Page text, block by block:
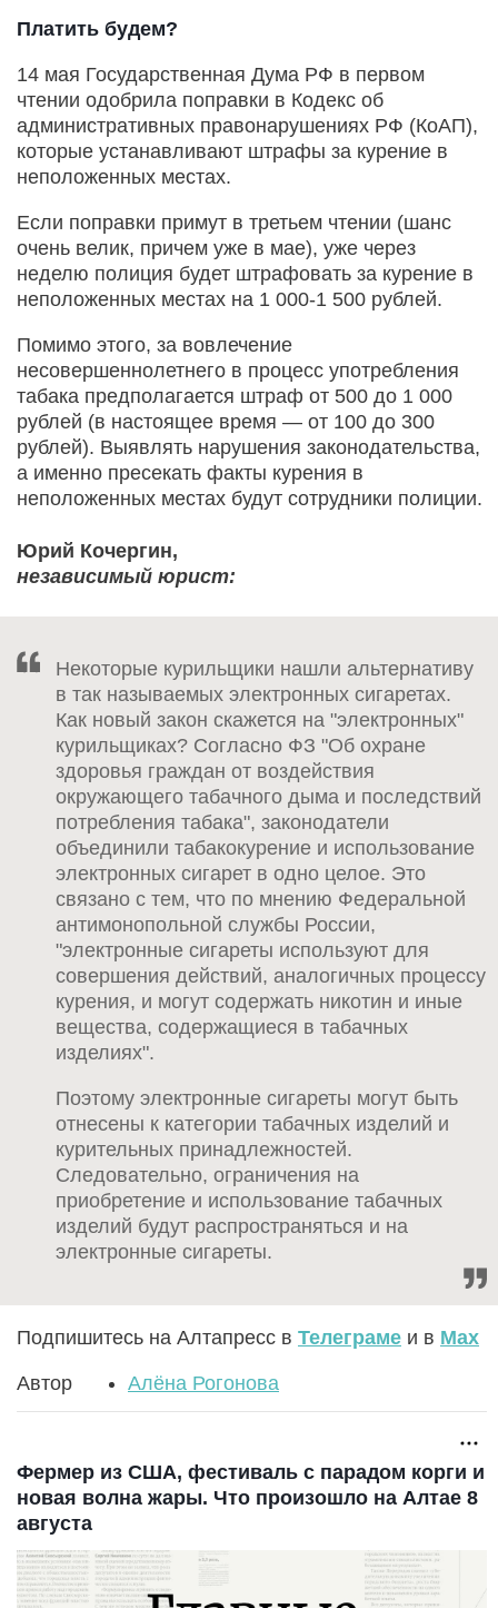
Платить будем?
14 мая Государственная Дума РФ в первом
чтении одобрила поправки в Кодекс об
административных правонарушениях РФ (КоАП),
которые устанавливают штрафы за курение в
неположенных местах.
Если поправки примут в третьем чтении (шанс
очень велик, причем уже в мае), уже через
неделю полиция будет штрафовать за курение в
неположенных местах на 1 000-1 500 рублей.
Помимо этого, за вовлечение
несовершеннолетнего в процесс употребления
табака предполагается штраф от 500 до 1 000
рублей (в настоящее время — от 100 до 300
рублей). Выявлять нарушения законодательства,
а именно пресекать факты курения в
неположенных местах будут сотрудники полиции.
Юрий Кочергин,
независимый юрист:
Некоторые курильщики нашли альтернативу
в так называемых электронных сигаретах.
Как новый закон скажется на "электронных"
курильщиках? Согласно ФЗ "Об охране
здоровья граждан от воздействия
окружающего табачного дыма и последствий
потребления табака", законодатели
объединили табакокурение и использование
электронных сигарет в одно целое. Это
связано с тем, что по мнению Федеральной
антимонопольной службы России,
"электронные сигареты используют для
совершения действий, аналогичных процессу
курения, и могут содержать никотин и иные
вещества, содержащиеся в табачных
изделиях".
Поэтому электронные сигареты могут быть
отнесены к категории табачных изделий и
курительных принадлежностей.
Следовательно, ограничения на
приобретение и использование табачных
изделий будут распространяться и на
электронные сигареты.
Подпишитесь на Алтапресс в Телеграме и в Max
Автор Алёна Рогонова
Фермер из США, фестиваль с парадом корги и
новая волна жары. Что произошло на Алтае 8
августа